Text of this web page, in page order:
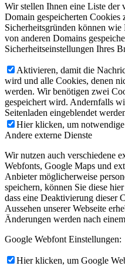
Wir stellen Ihnen eine Liste der
Domain gespeicherten Cookies
Sicherheitsgründen können
von anderen Domains
Sicherheitseinstellungen Ihres
Aktivieren, damit die
wird und alle Cookies, denen
werden. Wir benötigen zwei
gespeichert wird. Andernfalls
Seitenladen eingeblendet
Hier klicken, um
Andere externe Dienste
Wir nutzen auch verschiedene
Webfonts, Google Maps und
Anbieter möglicherweise
speichern, können Sie diese
dass eine Deaktivierung dieser
Aussehen unserer Webseite
Änderungen werden nach
Google Webfont Einstellungen:
Hier klicken, um Google